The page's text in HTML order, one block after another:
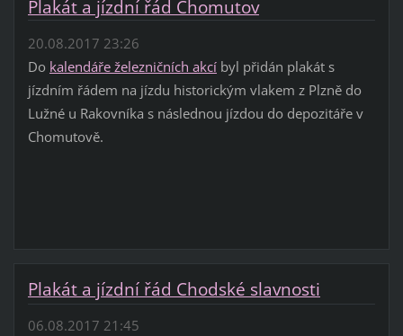
Plakát a jízdní řád Chomutov
20.08.2017 23:26
Do kalendáře železničních akcíbyl přidán plakát s
jízdním řádem na jízdu historickým vlakem z Plzně do
Lužné u Rakovníka s následnou jízdou do depozitáře v
Chomutově.
Plakát a jízdní řád Chodské slavnosti
06.08.2017 21:45